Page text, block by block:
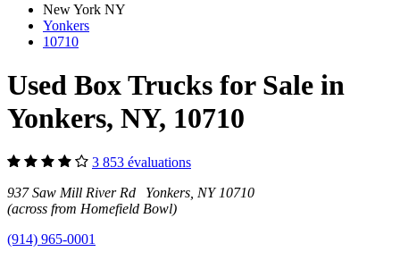
New York NY
Yonkers
10710
Used Box Trucks for Sale in
Yonkers, NY, 10710
3 853 évaluations
937 Saw Mill River Rd Yonkers, NY 10710
(across from Homefield Bowl)
(914) 965-0001